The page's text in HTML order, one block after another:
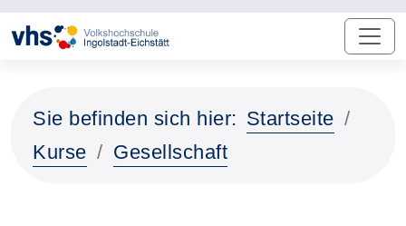
Sie befinden sich hier: Startseite
Kurse
Gesellschaft